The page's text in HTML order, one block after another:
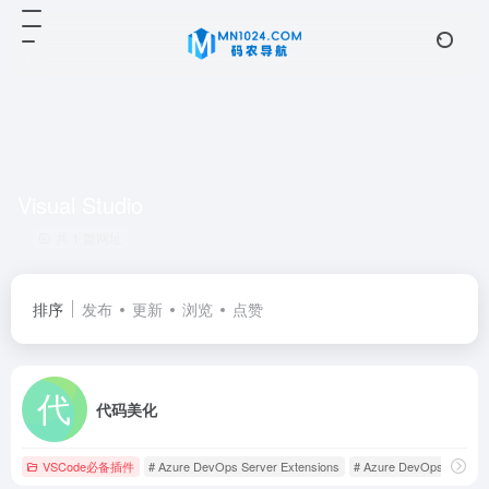
排序 发布 更新 浏览 点赞
代码美化
VSCode必备插件 # Azure DevOps Server Extensions # Azure DevOps